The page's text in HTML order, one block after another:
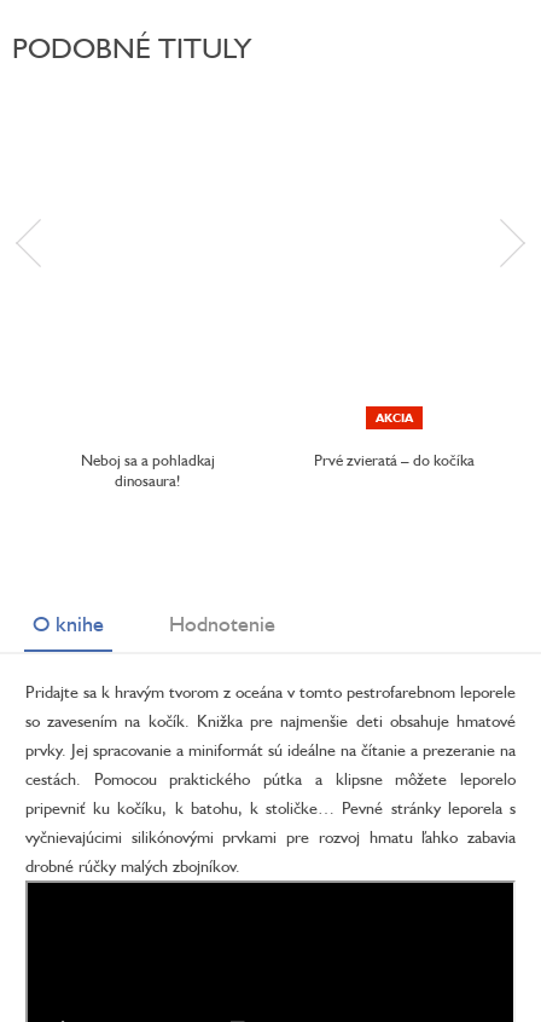
PODOBNÉ TITULY
Neboj sa a pohladkaj
dinosaura!
AKCIA
Prvé zvieratá – do kočíka
O knihe Hodnotenie
Pridajte sa k hravým tvorom z oceána v tomto pestrofarebnom leporele
so zavesením na kočík. Knižka pre najmenšie deti obsahuje hmatové
prvky. Jej spracovanie a miniformát sú ideálne na čítanie a prezeranie na
cestách. Pomocou praktického pútka a klipsne môžete leporelo
pripevniť ku kočíku, k batohu, k stoličke… Pevné stránky leporela s
vyčnievajúcimi silikónovými prvkami pre rozvoj hmatu ľahko zabavia
drobné rúčky malých zbojníkov.